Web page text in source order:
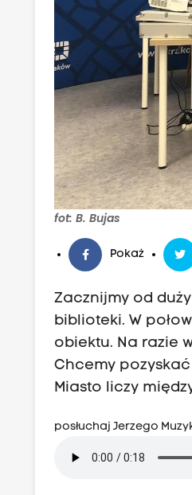
fot: B. Bujas
Pokaż
Zacznijmy od
biblioteki. W
obiektu. Na razie
Chcemy
Miasto liczy
posłuchaj Jerzego